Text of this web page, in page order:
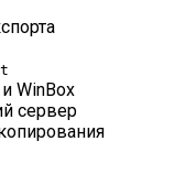
WinBox
сервер